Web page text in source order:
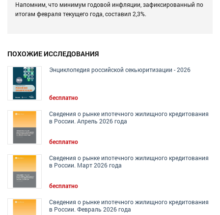
Напомним, что минимум годовой инфляции, зафиксированный по
итогам февраля текущего года, составил 2,3%.
ПОХОЖИЕ ИССЛЕДОВАНИЯ
Энциклопедия российской секьюритизации - 2026
бесплатно
Сведения о рынке ипотечного жилищного кредитования
в России. Апрель 2026 года
бесплатно
Сведения о рынке ипотечного жилищного кредитования
в России. Март 2026 года
бесплатно
Сведения о рынке ипотечного жилищного кредитования
в России. Февраль 2026 года